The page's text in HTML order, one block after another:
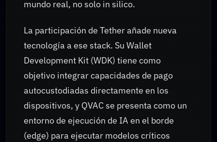
mundo real, no solo in silico.
La participación de Tether añade nueva
tecnología a ese stack. Su Wallet
Development Kit (WDK) tiene como
objetivo integrar capacidades de pago
autocustodiadas directamente en los
dispositivos, y QVAC se presenta como un
entorno de ejecución de IA en el borde
(edge) para ejecutar modelos críticos